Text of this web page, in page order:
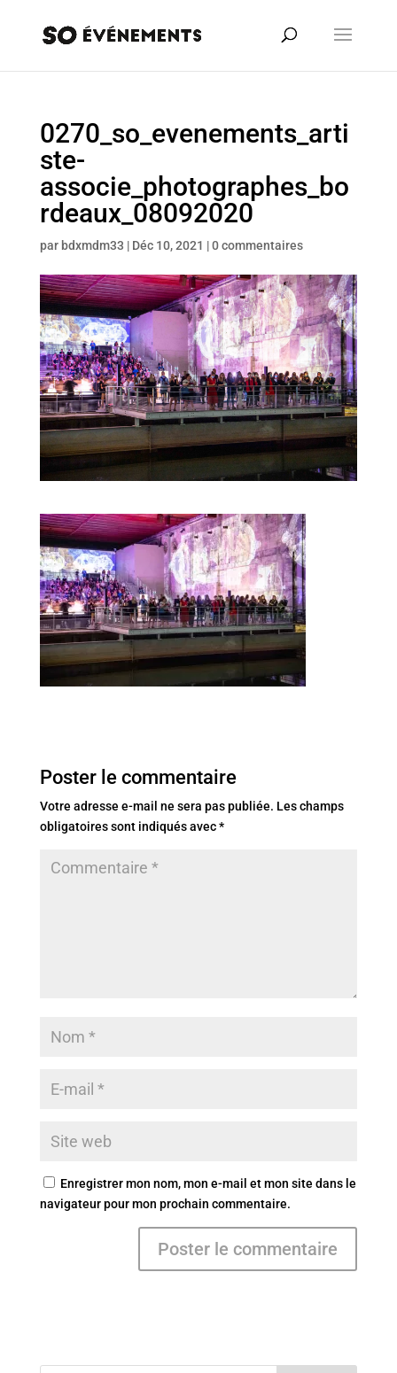
0270_so_evenements_arti
ste-
associe_photographes_bo
rdeaux_08092020
par bdxmdm33 | Déc 10, 2021 |0 commentaires
Poster le commentaire
Votre adresse e-mail ne sera pas publiée. Les champs
obligatoires sont indiqués avec*
Enregistrer mon nom, mon e-mail et mon site dans le
navigateur pour mon prochain commentaire.